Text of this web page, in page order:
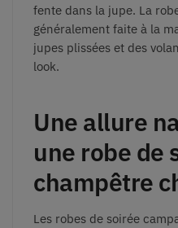
fente dans la jupe. La
généralement faite à la
jupes plissées et des
look.
Une allure
une robe de
champêtre
Les robes de soirée